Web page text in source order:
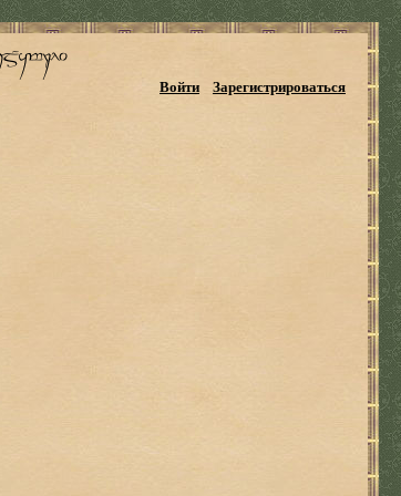
Войти Зарегистрироваться